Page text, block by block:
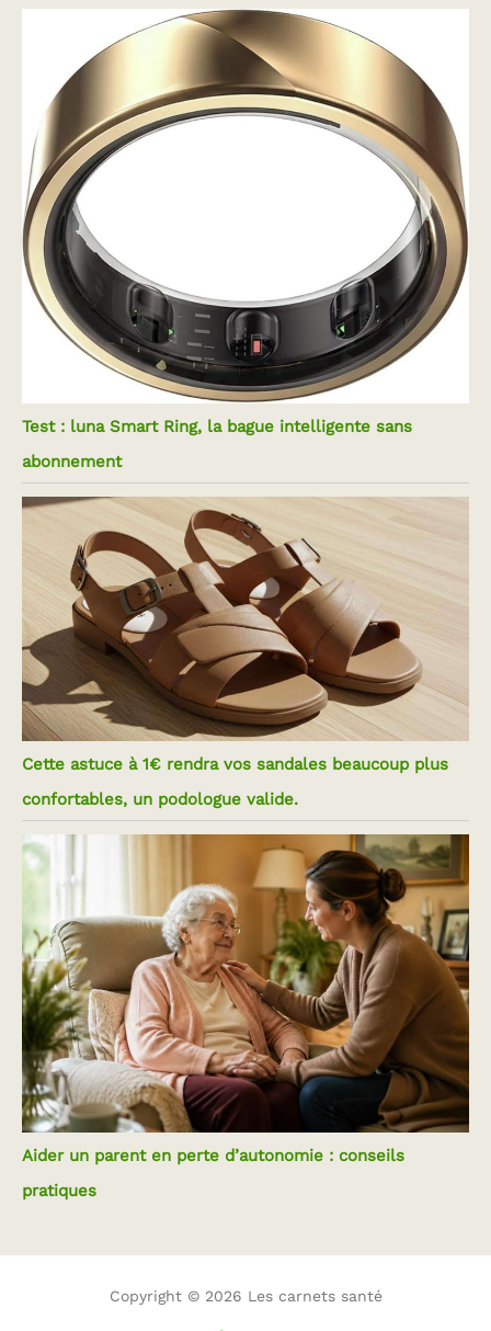
Test : luna Smart Ring, la bague intelligente sans
abonnement
Cette astuce à 1€ rendra vos sandales beaucoup plus
confortables, un podologue valide.
Aider un parent en perte d’autonomie : conseils
pratiques
Copyright © 2026 Les carnets santé